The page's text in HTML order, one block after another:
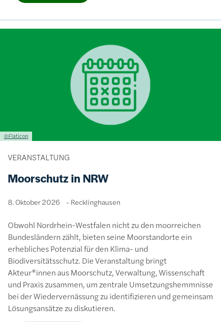
Lizenzinformationen einschließlich Urheberrecht
©Flaticon
VERANSTALTUNG
Moorschutz in NRW
8. Oktober 2026 Recklinghausen
Obwohl Nordrhein-Westfalen nicht zu den moorreichen
Bundesländern zählt, bieten seine Moorstandorte ein
erhebliches Potenzial für den Klima- und
Biodiversitätsschutz. Die Veranstaltung bringt
Akteur*innen aus Moorschutz, Verwaltung, Wissenschaft
und Praxis zusammen, um zentrale Umsetzungshemmnisse
bei der Wiedervernässung zu identifizieren und gemeinsam
Lösungsansätze zu diskutieren.